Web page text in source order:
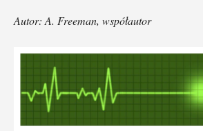
Autor: A. Freeman, współautor